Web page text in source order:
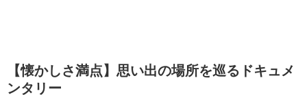
【懐かしさ満点】思い出の場所を巡るドキュメ
ンタリー